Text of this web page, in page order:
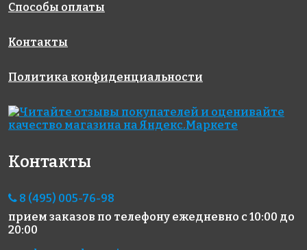
AKB104
на бумаге
316x316
AKB001
на бумаге
327x327
AKB094
на бумаге
327x327
Способы оплаты
Контакты
Политика конфиденциальности
Контакты
8 (495) 005-76-98
прием заказов по телефону ежедневно с 10:00 до
20:00